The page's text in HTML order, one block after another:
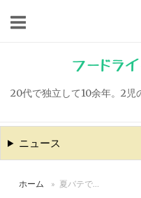
キ
ッ
フードラ
20代で独立して10余年。2児
ニュース
ホーム » 夏バテで…